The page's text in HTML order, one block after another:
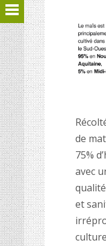
de
75%
avec
et